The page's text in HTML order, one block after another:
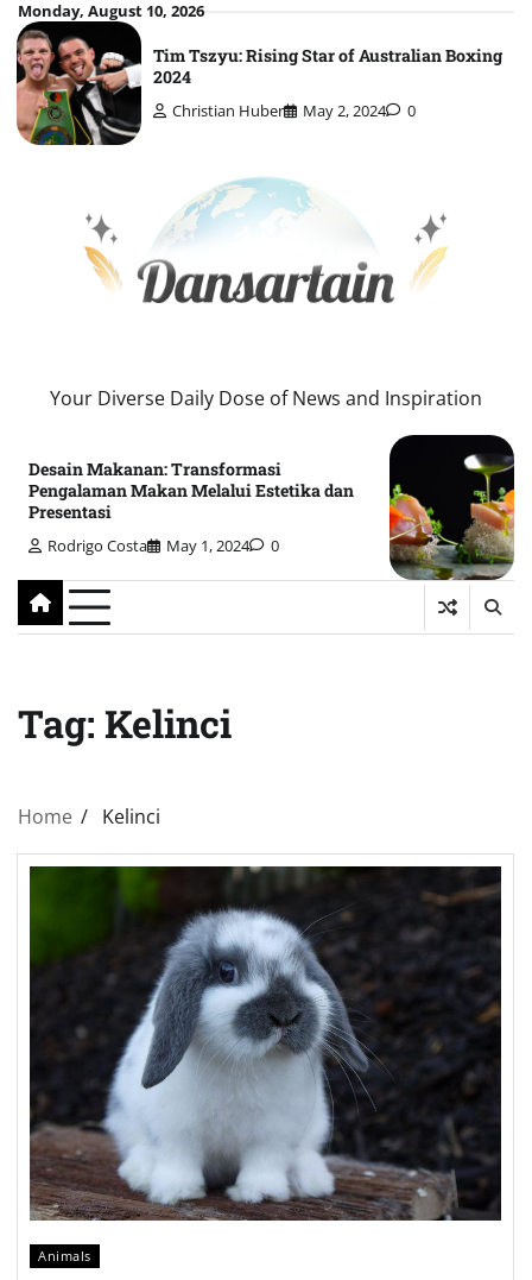
Skip
to
content
Monday, August 10, 2026
Tim Tszyu: Rising Star of Australian Boxing
2024
Christian Huber May 2, 2024 0
Your Diverse Daily Dose of News and Inspiration
Desain Makanan: Transformasi
Pengalaman Makan Melalui Estetika dan
Presentasi
Rodrigo Costa May 1, 2024 0
Tag: Kelinci
Home Kelinci
Animals